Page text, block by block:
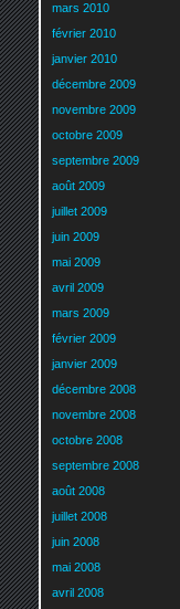
mars 2010
février 2010
janvier 2010
décembre 2009
novembre 2009
octobre 2009
septembre 2009
août 2009
juillet 2009
juin 2009
mai 2009
avril 2009
mars 2009
février 2009
janvier 2009
décembre 2008
novembre 2008
octobre 2008
septembre 2008
août 2008
juillet 2008
juin 2008
mai 2008
avril 2008